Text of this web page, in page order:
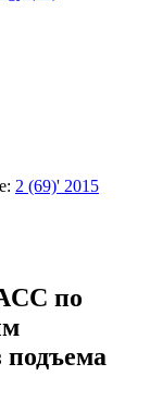
2 (69)' 2015
по